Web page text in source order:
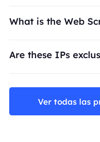
What is the Web
Are these IPs
Ver todas las